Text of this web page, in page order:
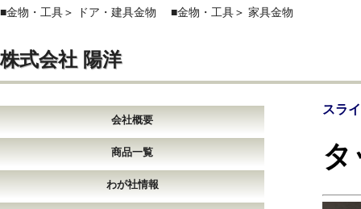
■金物・工具＞ ドア・建具金物 ■金物・工具＞ 家具金物
株式会社 陽洋
会社概要
商品一覧
わが社情報
スラ
タ